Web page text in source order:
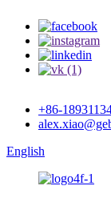
+86-
English